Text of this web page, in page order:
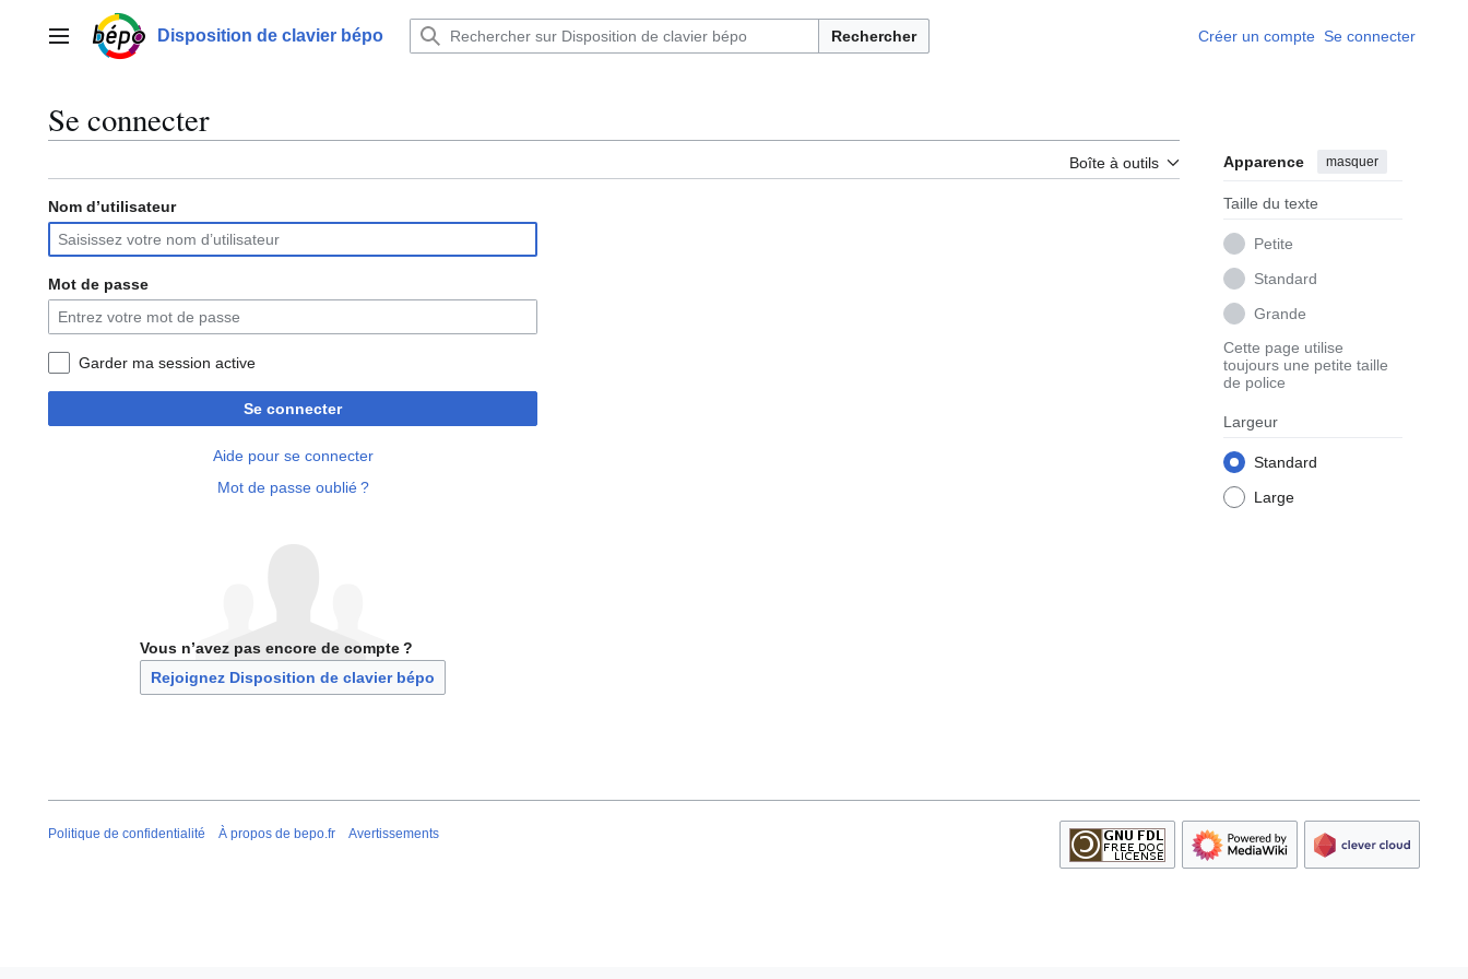
contenuMenu principalDisposition de clavier bépo Rechercher Créer un compte Se connecter
Se connecter
Boîte à outils Apparence masquer
Taille du texte
Petite
Standard
Grande
Cette page utilise
toujours une petite taille
de police
Largeur
Standard
Large
Nom d’utilisateur
Mot de passe
Garder ma session active
Se connecter
Aide pour se connecter
Mot de passe oublié ?
Vous n’avez pas encore de compte ?
Rejoignez Disposition de clavier bépo
Politique de confidentialité À propos de bepo.fr Avertissements